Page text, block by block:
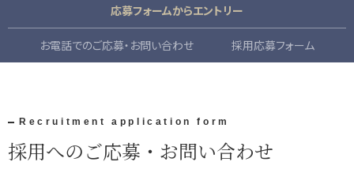
応募フォームからエントリー
お電話でのご応募・お問い合わせ 採用応募フォーム
Recruitment application form
採用へのご応募・お問い合わせ